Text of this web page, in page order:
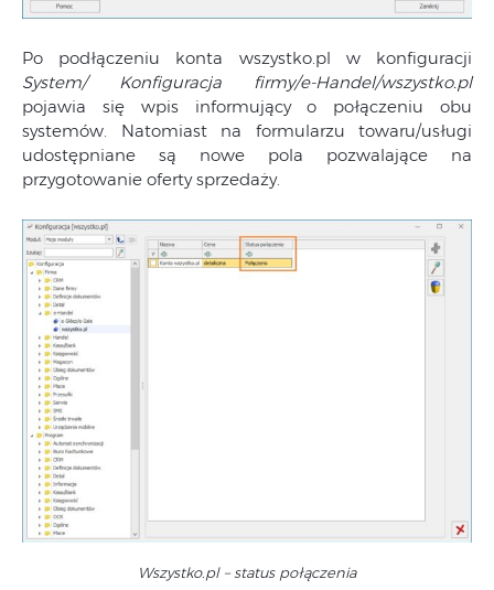
Po podłączeniu konta wszystko.pl w konfiguracji
System/ Konfiguracja firmy/e-Handel/wszystko.pl
pojawia się wpis informujący o połączeniu obu
systemów. Natomiast na formularzu towaru/usługi
udostępniane są nowe pola pozwalające na
przygotowanie oferty sprzedaży.
Wszystko.pl – status połączenia